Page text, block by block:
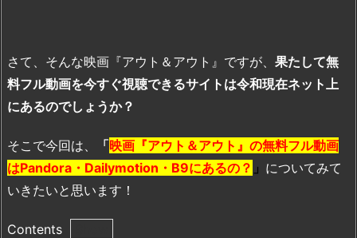
さて、そんな映画『アウト＆アウト』ですが、 果たして無
料フル動画を今すぐ視聴できるサイトは令和現在ネット上
にあるのでしょうか？
そこで今回は、 「映画『アウト＆アウト』の無料フル動画
はPandora・Dailymotion・B9にあるの？ 」 についてみて
いきたいと思います！
Contents